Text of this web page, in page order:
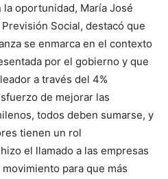
oportunidad, María José
Social, destacó que
se enmarca en el contexto
por el gobierno y que
a través del 4%
de mejorar las
todos deben sumarse, y
tienen un rol
el llamado a las empresas
para que más